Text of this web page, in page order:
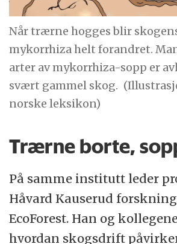
Når trærne hogges blir
mykorrhiza helt forandret.
arter av mykorrhiza-sopp er
svært gammel skog.
norske leksikon)
Trærne borte,
På samme institutt leder
Håvard Kauserud
EcoForest. Han og
hvordan skogsdrift